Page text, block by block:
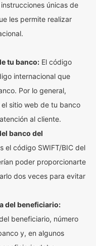
únicas de
les permite realizar
tu banco: El código
internacional que
Por lo general,
sitio web de tu banco
al cliente.
banco del
el código SWIFT/BIC del
poder proporcionarte
dos veces para evitar
del beneficiario:
beneficiario, número
y, en algunos